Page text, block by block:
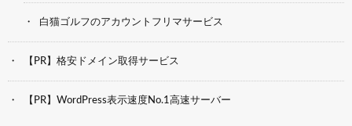
白猫ゴルフのアカウントフリマサービス
【PR】格安ドメイン取得サービス
【PR】WordPress表示速度No.1高速サーバー